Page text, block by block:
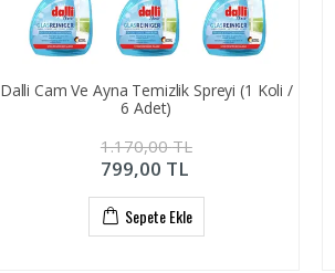
Dalli Cam Ve Ayna Temizlik Spreyi (1 Koli /
6 Adet)
1.170,00TL
799,00 TL
Sepete Ekle